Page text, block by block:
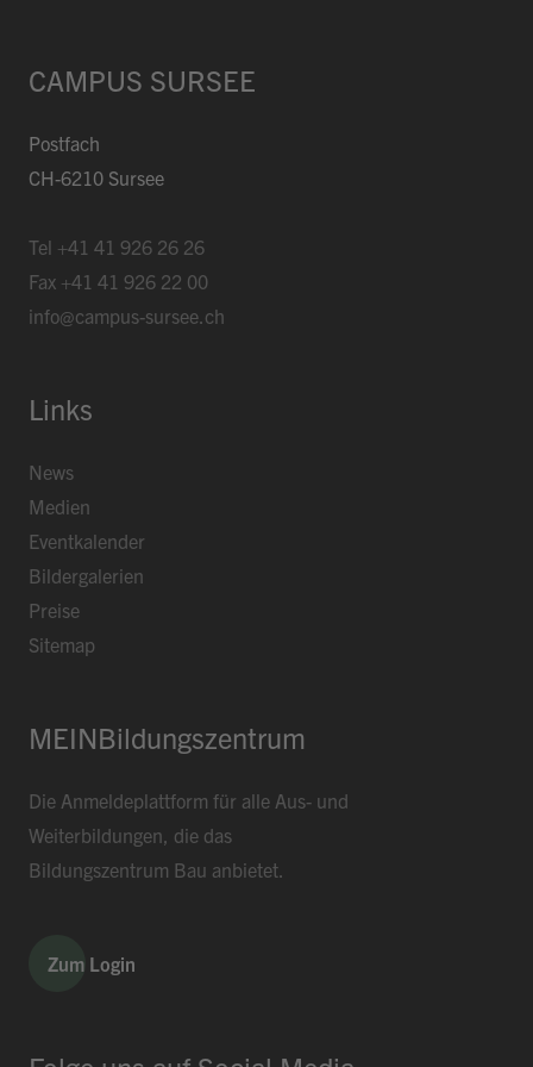
CAMPUS SURSEE
Postfach
CH-6210 Sursee
Tel +41 41 926 26 26
Fax +41 41 926 22 00
info@campus-sursee.ch
Links
News
Medien
Eventkalender
Bildergalerien
Preise
Sitemap
MEINBildungszentrum
Die Anmeldeplattform für alle Aus- und
Weiterbildungen, die das
Bildungszentrum Bau anbietet.
Zum Login